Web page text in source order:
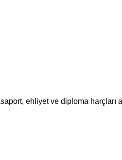
ehliyet ve diploma harçları